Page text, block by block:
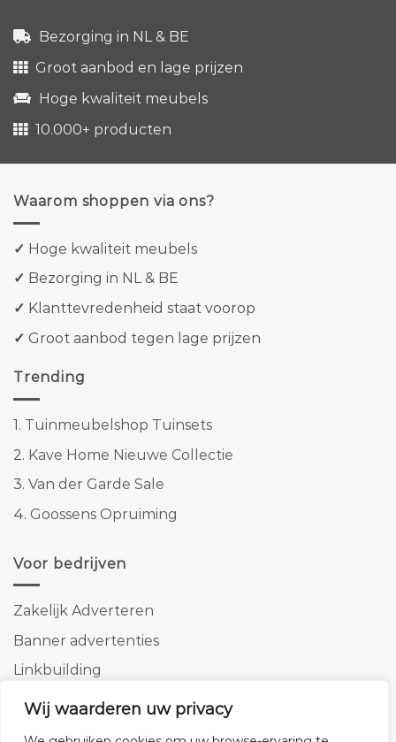
Wij waarderen uw privacy
Bezorging in NL & BE
Groot aanbod en lage prijzen
Hoge kwaliteit meubels
10.000+ producten
Waarom shoppen via ons?
✓ Hoge kwaliteit meubels
✓ Bezorging in NL & BE
✓ Klanttevredenheid staat voorop
✓ Groot aanbod tegen lage prijzen
Trending
1. Tuinmeubelshop Tuinsets
2. Kave Home Nieuwe Collectie
3. Van der Garde Sale
4. Goossens Opruiming
Voor bedrijven
Zakelijk Adverteren
Banner advertenties
Linkbuilding
SEO copywriting